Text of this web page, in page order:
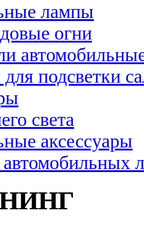
лампы
огни
подсветки
света
аксессуары